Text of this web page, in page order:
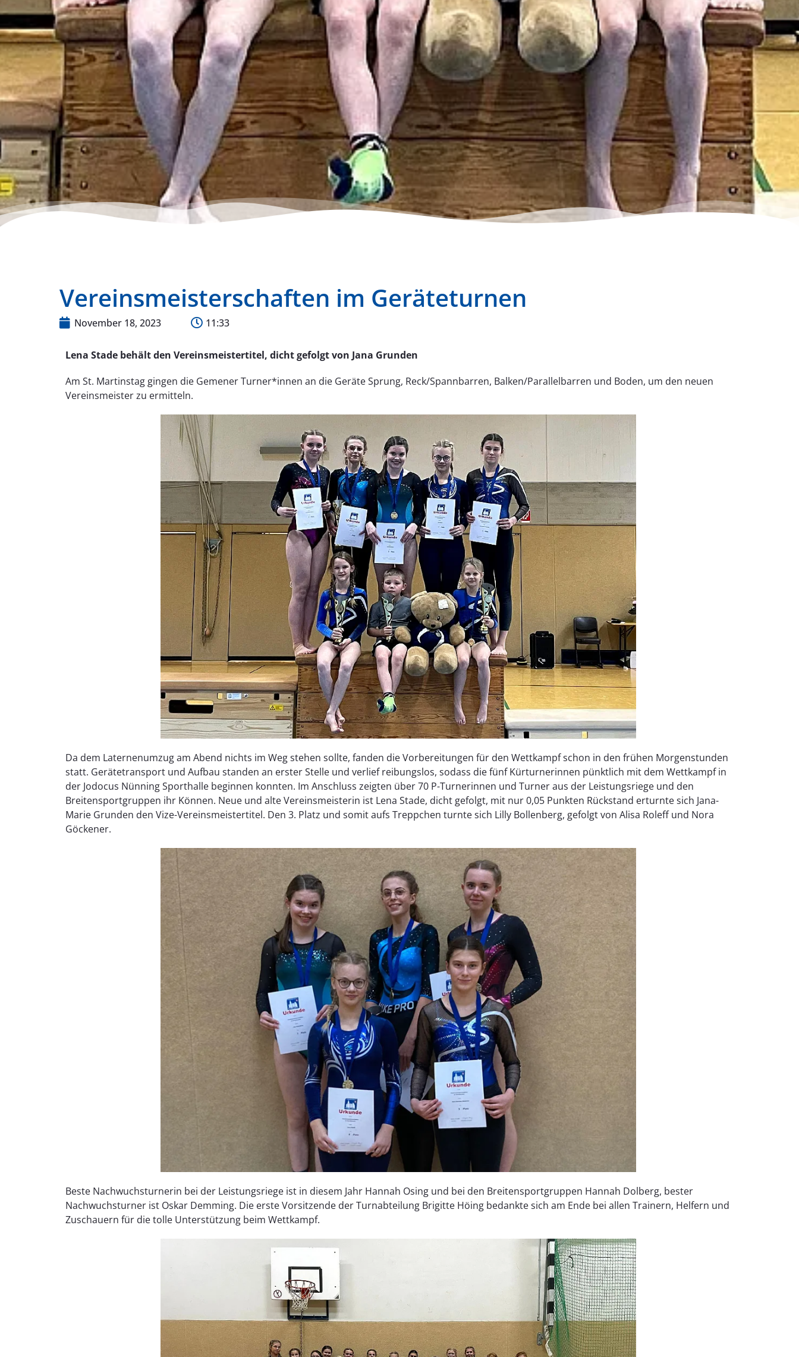
Vereinsmeisterschaften im Geräteturnen
November 18, 2023 11:33
Lena Stade behält den Vereinsmeistertitel, dicht gefolgt von Jana Grunden
Am St. Martinstag gingen die Gemener Turner*innen an die Geräte Sprung, Reck/Spannbarren, Balken/Parallelbarren und Boden, um den neuen
Vereinsmeister zu ermitteln.
Da dem Laternenumzug am Abend nichts im Weg stehen sollte, fanden die Vorbereitungen für den Wettkampf schon in den frühen Morgenstunden
statt. Gerätetransport und Aufbau standen an erster Stelle und verlief reibungslos, sodass die fünf Kürturnerinnen pünktlich mit dem Wettkampf in
der Jodocus Nünning Sporthalle beginnen konnten. Im Anschluss zeigten über 70 P-Turnerinnen und Turner aus der Leistungsriege und den
Breitensportgruppen ihr Können. Neue und alte Vereinsmeisterin ist Lena Stade, dicht gefolgt, mit nur 0,05 Punkten Rückstand erturnte sich Jana-
Marie Grunden den Vize-Vereinsmeistertitel. Den 3. Platz und somit aufs Treppchen turnte sich Lilly Bollenberg, gefolgt von Alisa Roleff und Nora
Göckener.
Beste Nachwuchsturnerin bei der Leistungsriege ist in diesem Jahr Hannah Osing und bei den Breitensportgruppen Hannah Dolberg, bester
Nachwuchsturner ist Oskar Demming. Die erste Vorsitzende der Turnabteilung Brigitte Höing bedankte sich am Ende bei allen Trainern, Helfern und
Zuschauern für die tolle Unterstützung beim Wettkampf.